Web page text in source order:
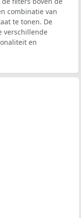
combinatie van
te tonen. De
verschillende
en